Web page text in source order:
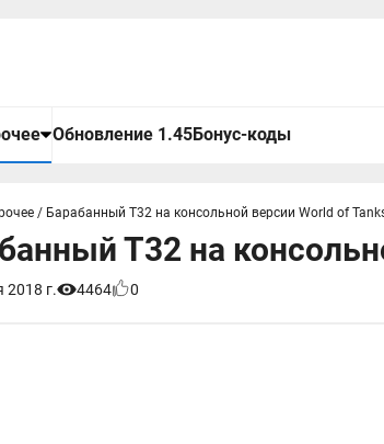
Обновление 1.45Бонус-коды
/ Барабанный Т32 на консольной версии World of
Т32 на
2018 г. 4464 0